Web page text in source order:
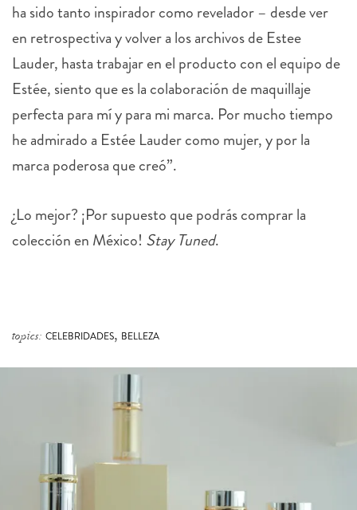
ha sido tanto inspirador como revelador – desde ver
en retrospectiva y volver a los archivos de Estee
Lauder, hasta trabajar en el producto con el equipo de
Estée, siento que es la colaboración de maquillaje
perfecta para mí y para mi marca. Por mucho tiempo
he admirado a Estée Lauder como mujer, y por la
marca poderosa que creó”.
¿Lo mejor? ¡Por supuesto que podrás comprar la
colección en México! Stay Tuned.
topics: CELEBRIDADES, BELLEZA